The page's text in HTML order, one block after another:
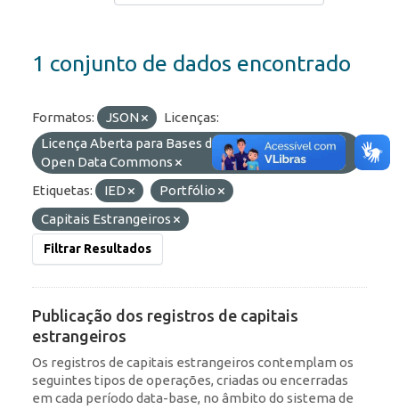
1 conjunto de dados encontrado
Formatos: JSON
Licenças:
Licença Aberta para Bases de Dados (ODbL) do
Open Data Commons
Etiquetas:
IED
Portfólio
Capitais Estrangeiros
Filtrar Resultados
Publicação dos registros de capitais
estrangeiros
Os registros de capitais estrangeiros contemplam os
seguintes tipos de operações, criadas ou encerradas
em cada período data-base, no âmbito do sistema de